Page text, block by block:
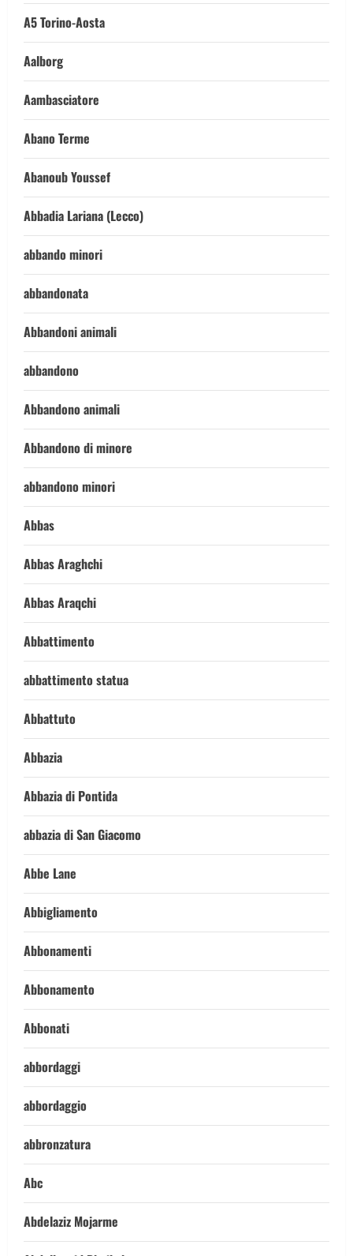
A5 Torino-Aosta
Aalborg
Aambasciatore
Abano Terme
Abanoub Youssef
Abbadia Lariana (Lecco)
abbando minori
abbandonata
Abbandoni animali
abbandono
Abbandono animali
Abbandono di minore
abbandono minori
Abbas
Abbas Araghchi
Abbas Araqchi
Abbattimento
abbattimento statua
Abbattuto
Abbazia
Abbazia di Pontida
abbazia di San Giacomo
Abbe Lane
Abbigliamento
Abbonamenti
Abbonamento
Abbonati
abbordaggi
abbordaggio
abbronzatura
Abc
Abdelaziz Mojarme